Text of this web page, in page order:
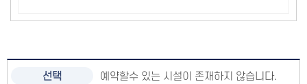
예약할수 있는 시설이 존재하지 않습니다.